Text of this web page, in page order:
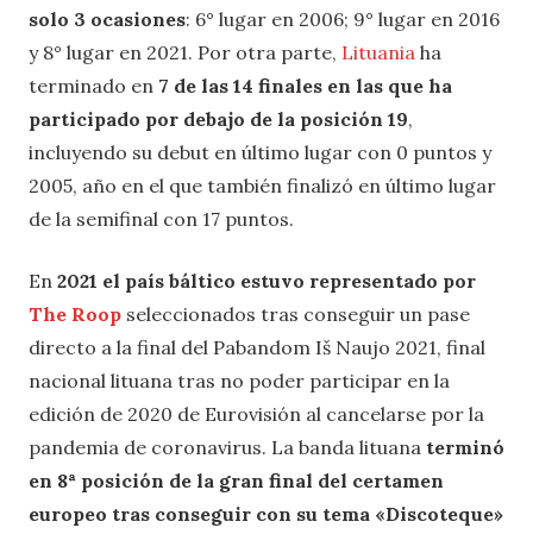
solo 3 ocasiones: 6° lugar en 2006; 9° lugar en 2016
y 8° lugar en 2021. Por otra parte, Lituania ha
terminado en 7 de las 14 finales en las que ha
participado por debajo de la posición 19,
incluyendo su debut en último lugar con 0 puntos y
2005, año en el que también finalizó en último lugar
de la semifinal con 17 puntos.
En 2021 el país báltico estuvo representado por
The Roop seleccionados tras conseguir un pase
directo a la final del Pabandom Iš Naujo 2021, final
nacional lituana tras no poder participar en la
edición de 2020 de Eurovisión al cancelarse por la
pandemia de coronavirus. La banda lituana terminó
en 8ª posición de la gran final del certamen
europeo tras conseguir con su tema «Discoteque»